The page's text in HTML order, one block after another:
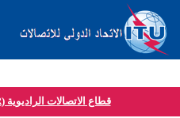
قطاع الاتصالات الراديوية (ITU-R)